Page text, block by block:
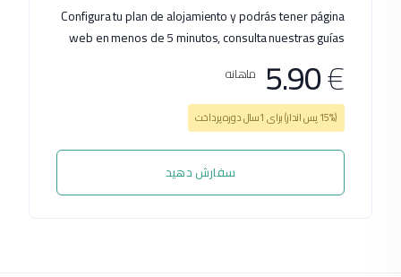
Configura tu plan de alojamiento y podrás tener página
web en menos de 5 minutos, consulta nuestras guías
€
5.90 ماهانه
(15% پس انداز) برای 1سال دوره پرداخت
سفارش دهید